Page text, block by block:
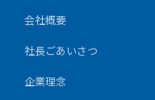
会社概要
社長ごあいさつ
企業理念